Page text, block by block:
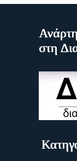
στη